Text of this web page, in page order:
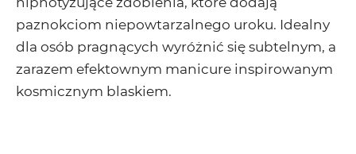
paznokciom niepowtarzalnego uroku. Idealny
dla osób pragnących wyróżnić się subtelnym, a
zarazem efektownym manicure inspirowanym
kosmicznym blaskiem.